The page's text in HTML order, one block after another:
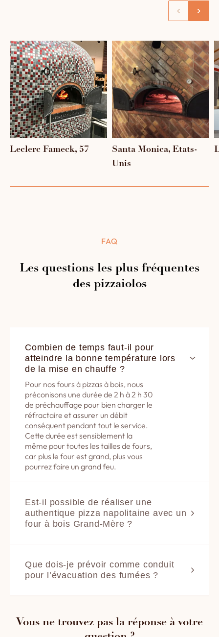
Leclerc Fameck, 57
Santa Monica, Etats-
Unis
FAQ
Les questions les plus fréquentes
des pizzaiolos
Combien de temps faut-il pour
atteindre la bonne température lors
de la mise en chauffe ?
Pour nos fours à pizzas à bois, nous
préconisons une durée de 2 h à 2 h 30
de préchauffage pour bien charger le
réfractaire et assurer un débit
conséquent pendant tout le service.
Cette durée est sensiblement la
même pour toutes les tailles de fours,
car plus le four est grand, plus vous
pourrez faire un grand feu.
Est-il possible de réaliser une
authentique pizza napolitaine avec un
four à bois Grand-Mère ?
le Toulousain Cédric Hervet, travaille
d’ailleurs avec un four à bois Grand-
Mère !
Napoletana prévoit une cuisson de la
pizza à même la sole pendant 60 à 90
Que dois-je prévoir comme conduit
pour l’évacuation des fumées ?
spécifique respectant la norme DTU
24.1 en matière de fabrication ou de
Vous ne trouvez pas la réponse à votre